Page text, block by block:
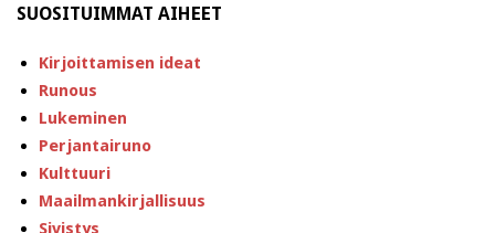
SUOSITUIMMAT AIHEET
Kirjoittamisen ideat
Runous
Lukeminen
Perjantairuno
Kulttuuri
Maailmankirjallisuus
Sivistys